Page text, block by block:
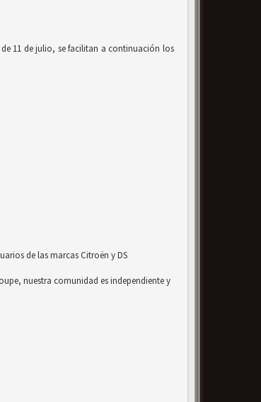
11 de julio, se facilitan a continuación los
de las marcas Citroën y DS
nuestra comunidad es independiente y